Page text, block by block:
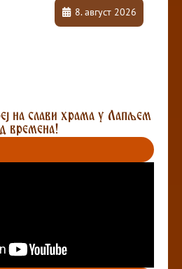
на слави храма у Лапљем
времена!
8. август 2026